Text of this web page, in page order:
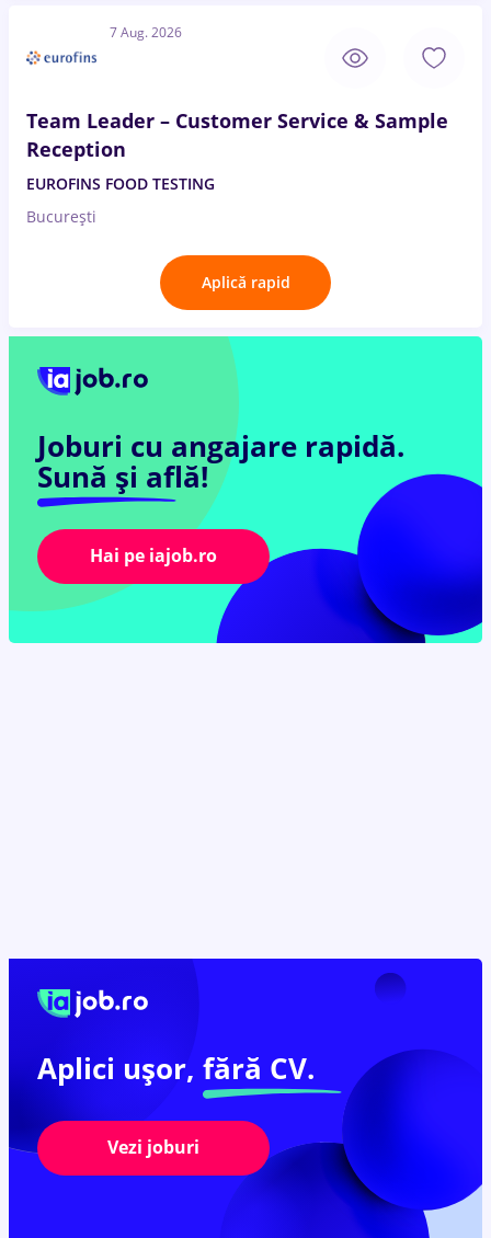
7 Aug. 2026
Team Leader – Customer Service & Sample
Reception
EUROFINS FOOD TESTING
București
Aplică rapid
Joburi cu angajare rapidă.
Sună și află!
Hai pe iajob.ro
Aplici ușor, fără CV.
Vezi joburi